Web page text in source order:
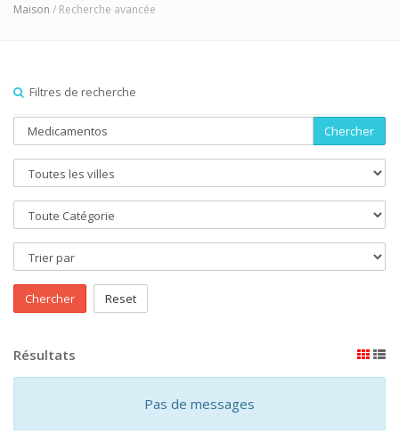
Maison / Recherche avancée
Filtres de recherche
Chercher
Chercher Reset
Résultats
Pas de messages